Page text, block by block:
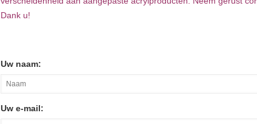
Dank u!
Uw naam:
Uw e-mail: